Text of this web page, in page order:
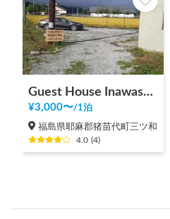
Guest House Inawashiro~Hanbog~
¥3,000〜/1泊
福島県耶麻郡猪苗代町三ツ和
4.0 (4)